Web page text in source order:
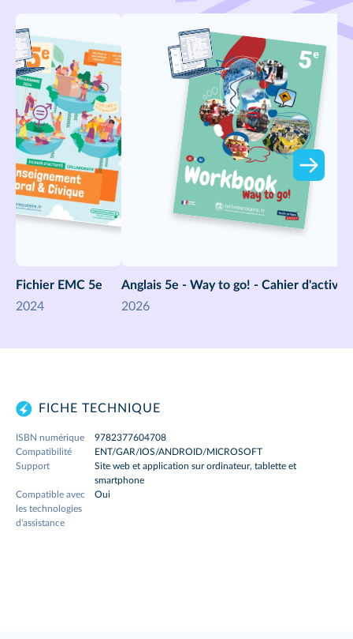
Fichier EMC 5e
2024
Anglais 5e - Way to go! - Cahier
2026
FICHE TECHNIQUE
ISBN numérique
9782377604708
Compatibilité
ENT/GAR/IOS/ANDROID/MICROSOFT
Support
Site web et application sur ordinateur, tablette et
smartphone
Compatible avec
les technologies
d'assistance
Oui